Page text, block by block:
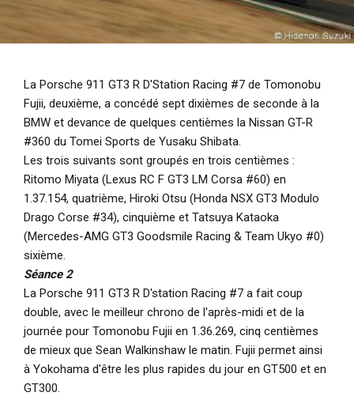
La Porsche 911 GT3 R D'Station Racing #7 de Tomonobu
Fujii, deuxième, a concédé sept dixièmes de seconde à la
BMW et devance de quelques centièmes la Nissan GT-R
#360 du Tomei Sports de Yusaku Shibata.
Les trois suivants sont groupés en trois centièmes :
Ritomo Miyata (Lexus RC F GT3 LM Corsa #60) en
1.37.154, quatrième, Hiroki Otsu (Honda NSX GT3 Modulo
Drago Corse #34), cinquième et Tatsuya Kataoka
(Mercedes-AMG GT3 Goodsmile Racing & Team Ukyo #0)
sixième.
Séance 2
La Porsche 911 GT3 R D'station Racing #7 a fait coup
double, avec le meilleur chrono de l'après-midi et de la
journée pour Tomonobu Fujii en 1.36.269, cinq centièmes
de mieux que Sean Walkinshaw le matin. Fujii permet ainsi
à Yokohama d'être les plus rapides du jour en GT500 et en
GT300.